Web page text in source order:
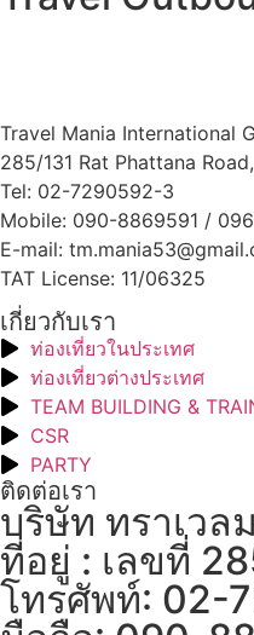
Travel Mania International
285/131 Rat Phattana
Tel: 02-7290592-3
Mobile: 090-8869591 /
E-mail:
TAT License: 11/06325
เกี่ยวกับเรา
ท่องเที่ยวในประเทศ
ท่องเที่ยวต่างประเทศ
TEAM BUILDING &
CSR
PARTY
ติดต่อเรา
บริษัท ทราเวล
ที่อยู่ : เลขที่
โทรศัพท์: 02-